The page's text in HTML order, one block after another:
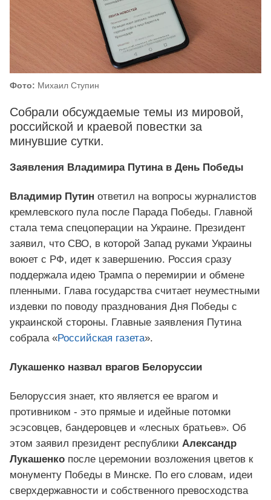
Фото: Михаил Ступин
Собрали обсуждаемые темы из мировой,
российской и краевой повестки за
минувшие сутки.
Заявления Владимира Путина в День Победы
Владимир Путин ответил на вопросы журналистов
кремлевского пула после Парада Победы. Главной
стала тема спецоперации на Украине. Президент
заявил, что СВО, в которой Запад руками Украины
воюет с РФ, идет к завершению. Россия сразу
поддержала идею Трампа о перемирии и обмене
пленными. Глава государства считает неуместными
издевки по поводу празднования Дня Победы с
украинской стороны. Главные заявления Путина
собрала «Российская газета».
Лукашенко назвал врагов Белоруссии
Белоруссия знает, кто является ее врагом и
противником - это прямые и идейные потомки
эсэсовцев, бандеровцев и «лесных братьев». Об
этом заявил президент республики Александр
Лукашенко после церемонии возложения цветов к
монументу Победы в Минске. По его словам, идеи
сверхдержавности и собственного превосходства